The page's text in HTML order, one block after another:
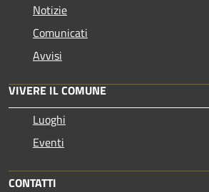
Notizie
Comunicati
Avvisi
VIVERE IL COMUNE
Luoghi
Eventi
CONTATTI